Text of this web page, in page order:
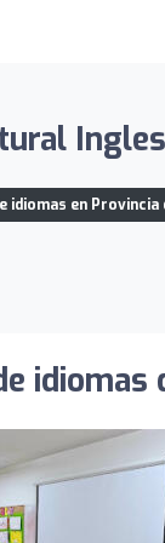
idiomas en Provincia